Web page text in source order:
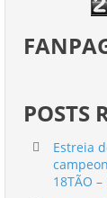
POSTS
Estreia
18TÃO